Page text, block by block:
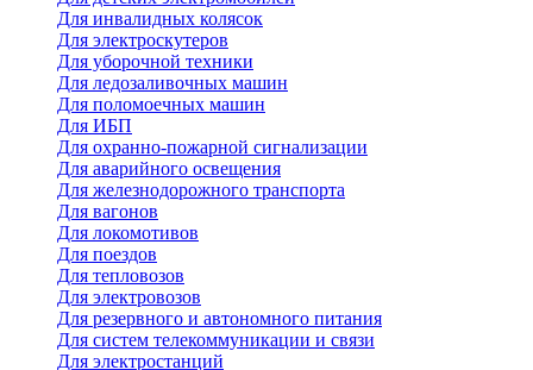
Для инвалидных колясок
Для электроскутеров
Для уборочной техники
Для ледозаливочных машин
Для поломоечных машин
Для ИБП
Для охранно-пожарной сигнализации
Для аварийного освещения
Для железнодорожного транспорта
Для вагонов
Для локомотивов
Для поездов
Для тепловозов
Для электровозов
Для резервного и автономного питания
Для систем телекоммуникации и связи
Для электростанций